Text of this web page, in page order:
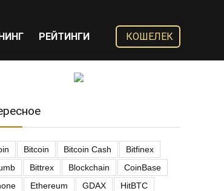
РЕЙТИНГИ КОШЕЛЕК
Bitcoin Bitcoin Cash
Bitfinex
Bittrex Blockchain
CoinBase
Ethereum GDAX
HitBTC